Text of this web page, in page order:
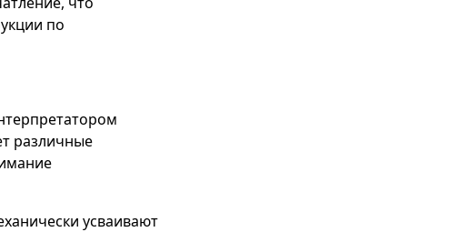
по
различные
усваивают